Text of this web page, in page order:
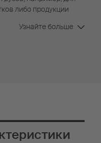
либо продукции
Узнайте больше